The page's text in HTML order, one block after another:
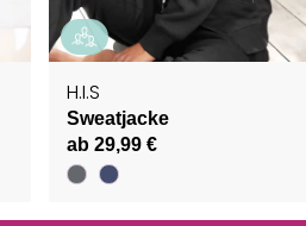
H.I.S
Sweatjacke
ab 29,99 €